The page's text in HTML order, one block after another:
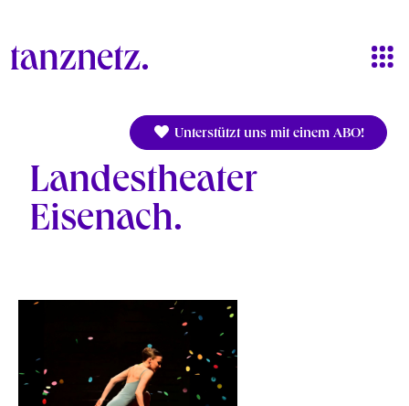
Unterstützt uns mit einem ABO!
Landestheater
Eisenach